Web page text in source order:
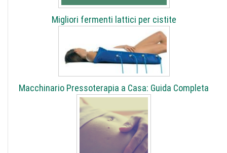
Migliori fermenti lattici per cistite
Macchinario Pressoterapia a Casa: Guida Completa